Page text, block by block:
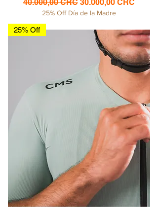
40.000,00 CRC 30.000,00 CRC
25% Off Día de la Madre
25% Off